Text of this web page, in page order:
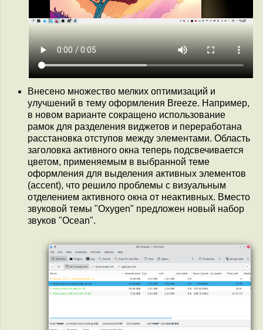
Внесено множество мелких оптимизаций и
улучшений в тему оформления Breeze. Например,
в новом варианте сокращено использование
рамок для разделения виджетов и переработана
расстановка отступов между элементами. Область
заголовка активного окна теперь подсвечивается
цветом, применяемым в выбранной теме
оформления для выделения активных элементов
(accent), что решило проблемы с визуальным
отделением активного окна от неактивных. Вместо
звуковой темы "Oxygen" предложен новый набор
звуков "Ocean".